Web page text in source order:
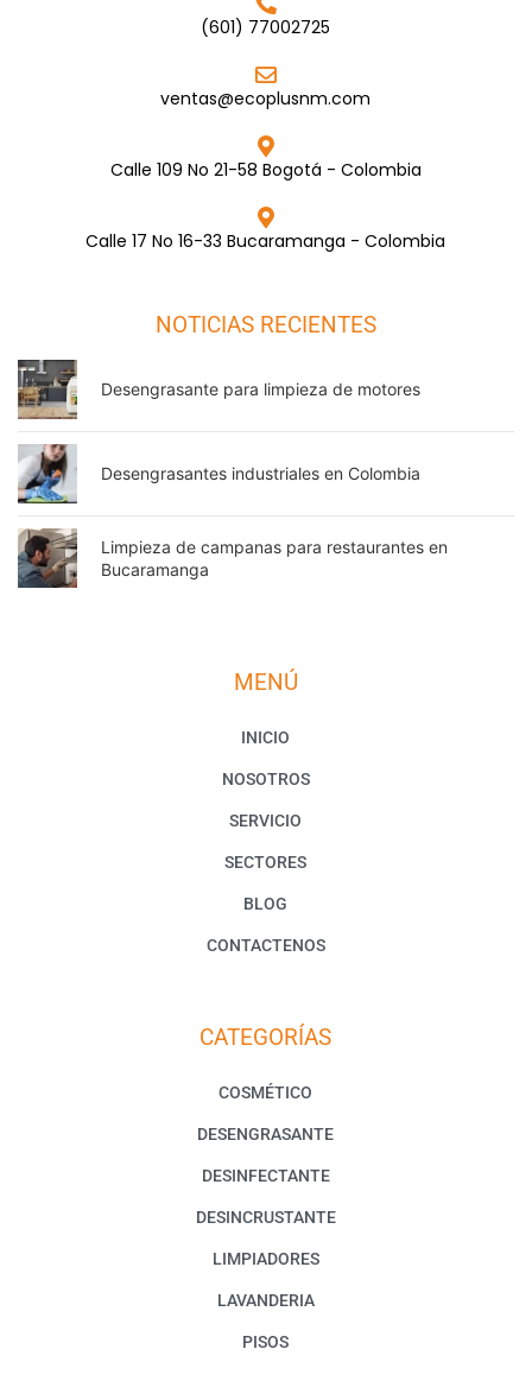
(601) 77002725
ventas@ecoplusnm.com
Calle 109 No 21-58 Bogotá - Colombia
Calle 17 No 16-33 Bucaramanga - Colombia
NOTICIAS RECIENTES
Desengrasante para limpieza de motores
Desengrasantes industriales en Colombia
Limpieza de campanas para restaurantes en
Bucaramanga
MENÚ
INICIO
NOSOTROS
SERVICIO
SECTORES
BLOG
CONTACTENOS
CATEGORÍAS
COSMÉTICO
DESENGRASANTE
DESINFECTANTE
DESINCRUSTANTE
LIMPIADORES
LAVANDERIA
PISOS